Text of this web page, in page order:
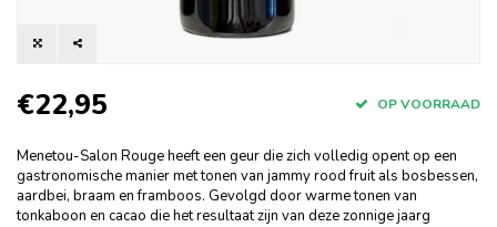
€22,95 OP VOORRAAD
Menetou-Salon Rouge heeft een geur die zich volledig opent op een
gastronomische manier met tonen van jammy rood fruit als bosbessen,
aardbei, braam en framboos. Gevolgd door warme tonen van
tonkaboon en cacao die het resultaat zijn van deze zonnige jaarg